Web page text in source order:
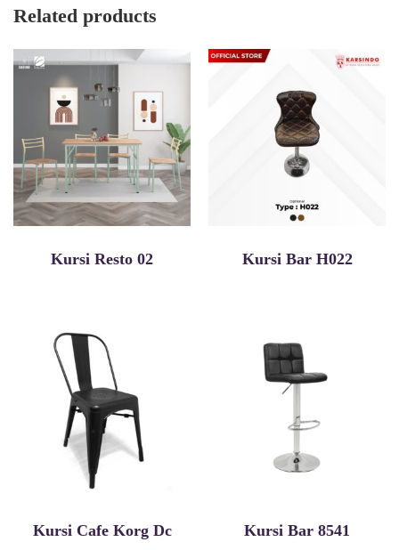
Related products
Kursi Resto 02 Kursi Bar H022
Kursi Cafe Korg Dc Kursi Bar 8541